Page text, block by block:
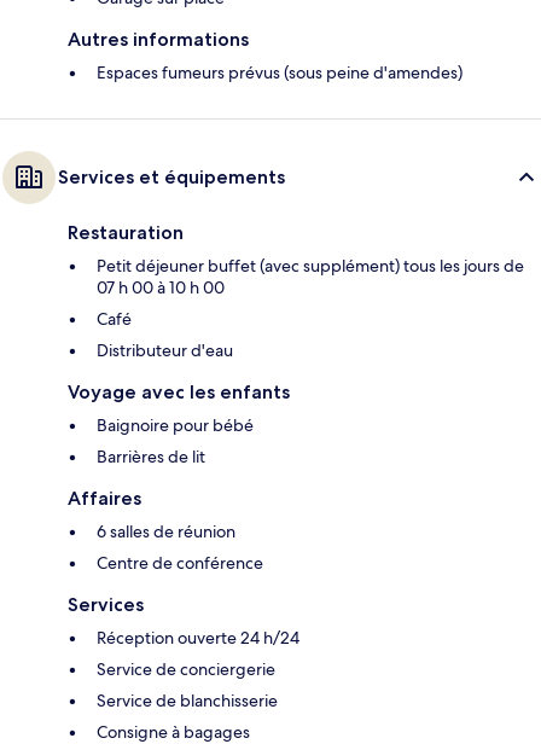
Autres informations
Espaces fumeurs prévus (sous peine d'amendes)
Services et équipements
Restauration
Petit déjeuner buffet (avec supplément) tous les jours de
07 h 00 à 10 h 00
Café
Distributeur d'eau
Voyage avec les enfants
Baignoire pour bébé
Barrières de lit
Affaires
6 salles de réunion
Centre de conférence
Services
Réception ouverte 24 h/24
Service de conciergerie
Service de blanchisserie
Consigne à bagages